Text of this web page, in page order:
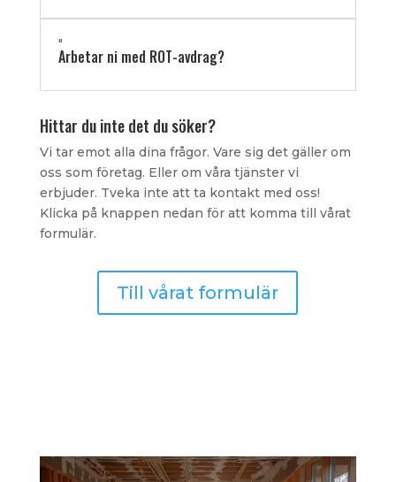
"
Arbetar ni med ROT-avdrag?
Hittar du inte det du söker?
Vi tar emot alla dina frågor. Vare sig det gäller om
oss som företag. Eller om våra tjänster vi
erbjuder. Tveka inte att ta kontakt med oss!
Klicka på knappen nedan för att komma till vårat
formulär.
Till vårat formulär